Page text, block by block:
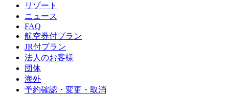
リゾート
ニュース
FAQ
航空券付プラン
JR付プラン
法人のお客様
団体
海外
予約確認・変更・取消